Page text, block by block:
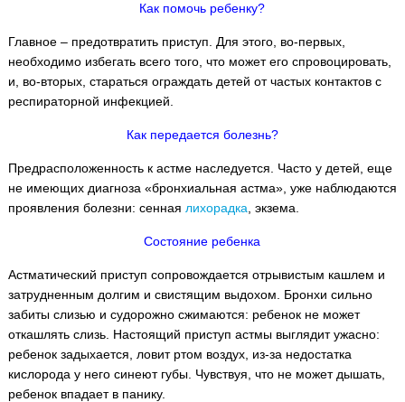
Как помочь ребенку?
Главное – предотвратить приступ. Для этого, во-первых,
необходимо избегать всего того, что может его спровоцировать,
и, во-вторых, стараться ограждать детей от частых контактов с
респираторной инфекцией.
Как передается болезнь?
Предрасположенность к астме наследуется. Часто у детей, еще
не имеющих диагноза «бронхиальная астма», уже наблюдаются
проявления болезни: сенная лихорадка , экзема.
Состояние ребенка
Астматический приступ сопровождается отрывистым кашлем и
затрудненным долгим и свистящим выдохом. Бронхи сильно
забиты слизью и судорожно сжимаются: ребенок не может
откашлять слизь. Настоящий приступ астмы выглядит ужасно:
ребенок задыхается, ловит ртом воздух, из-за недостатка
кислорода у него синеют губы. Чувствуя, что не может дышать,
ребенок впадает в панику.